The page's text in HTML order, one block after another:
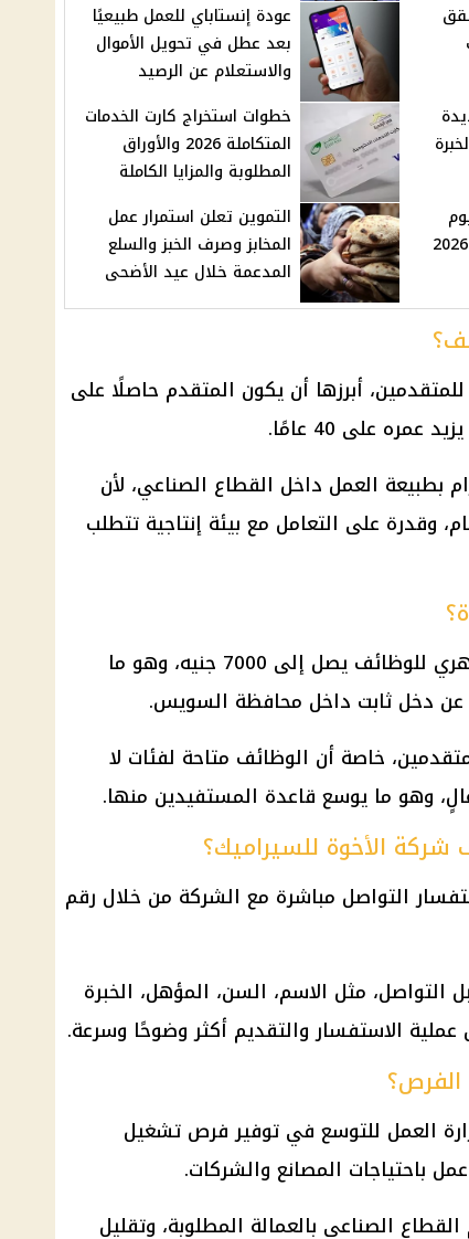
عودة إنستاباي للعمل طبيعيًا
بعد عطل في تحويل الأموال
والاستعلام عن الرصيد
خطوات استخراج كارت الخدمات
المتكاملة 2026 والأوراق
المطلوبة والمزايا الكاملة
في مصر الثلاثاء 26 مايو 2026
التموين تعلن استمرار عمل
المخابز وصرف الخبز والسلع
المدعمة خلال عيد الأضحى
أبرزها أن يكون المتقدم حاصلًا على
على 40 عامًا.
بطبيعة العمل داخل القطاع الصناعي، لأن
وقدرة على التعامل مع بيئة إنتاجية تتطلب
أوضحت وزارة العمل أن الراتب الشهري للوظائف يصل إلى 7000 جنيه، وهو ما
عن دخل ثابت داخل محافظة السويس.
خاصة أن الوظائف متاحة لفئات لا
وهو ما يوسع قاعدة المستفيدين منها.
الأخوة للسيراميك؟
التواصل مباشرة مع الشركة من خلال رقم
التواصل، مثل الاسم، السن، المؤهل، الخبرة
الاستفسار والتقديم أكثر وضوحًا وسرعة.
الفرص؟
العمل للتوسع في توفير فرص تشغيل
باحتياجات المصانع والشركات.
الصناعي بالعمالة المطلوبة، وتقليل